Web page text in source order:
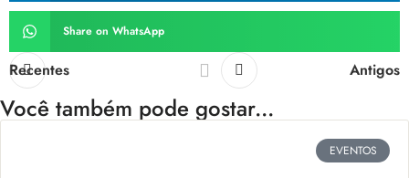
Share on WhatsApp
Recentes Antigos
Você também pode gostar...
EVENTOS